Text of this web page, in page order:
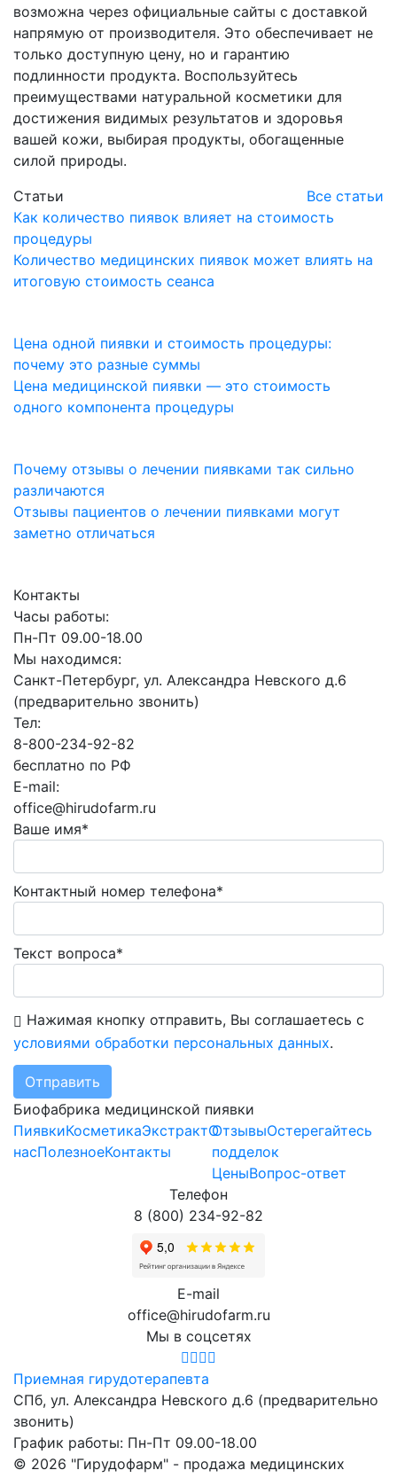
возможна через официальные сайты с доставкой
напрямую от производителя. Это обеспечивает не
только доступную цену, но и гарантию
подлинности продукта. Воспользуйтесь
преимуществами натуральной косметики для
достижения видимых результатов и здоровья
вашей кожи, выбирая продукты, обогащенные
силой природы.
Статьи
Все статьи
Как количество пиявок влияет на стоимость
процедуры
Количество медицинских пиявок может влиять на
итоговую стоимость сеанса
Цена одной пиявки и стоимость процедуры:
почему это разные суммы
Цена медицинской пиявки — это стоимость
одного компонента процедуры
Почему отзывы о лечении пиявками так сильно
различаются
Отзывы пациентов о лечении пиявками могут
заметно отличаться
Контакты
Часы работы:
Пн-Пт 09.00-18.00
Мы находимся:
Санкт-Петербург, ул. Александра Невского д.6
(предварительно звонить)
Тел:
8-800-234-92-82
бесплатно по РФ
E-mail:
office@hirudofarm.ru
Ваше имя*
Контактный номер телефона*
Текст вопроса*
Нажимая кнопку отправить, Вы соглашаетесь с
условиями обработки персональных данных.
Отправить
Биофабрика медицинской пиявки
ПиявкиКосметикаЭкстрактО
насПолезноеКонтакты
ОтзывыОстерегайтесь
подделок
ЦеныВопрос-ответ
Телефон
8 (800) 234-92-82
E-mail
office@hirudofarm.ru
Мы в соцсетях
Приемная гирудотерапевта
СПб, ул. Александра Невского д.6 (предварительно
звонить)
График работы: Пн-Пт 09.00-18.00
© 2026 "Гирудофарм" - продажа медицинских